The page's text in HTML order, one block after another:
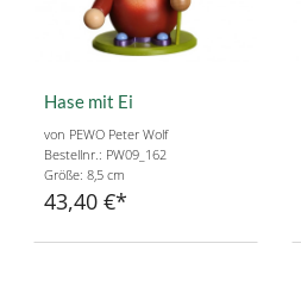
Hase mit Ei
von PEWO Peter Wolf
Bestellnr.: PW09_162
Größe: 8,5 cm
43,40 €